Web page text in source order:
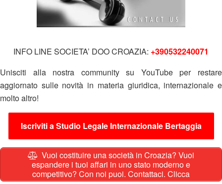
INFO LINE SOCIETA’ DOO CROAZIA: +390532240071
Unisciti alla nostra community su YouTube per restare
aggiornato sulle novità in materia giuridica, internazionale e
molto altro!
Iscriviti a Studio Legale Internazionale Bertaggia
Vuoi costituire una società in Croazia? Vuoi
espandere i tuoi affari in uno stato moderno e
competitivo? Con noi puoi. Contattaci. Clicca